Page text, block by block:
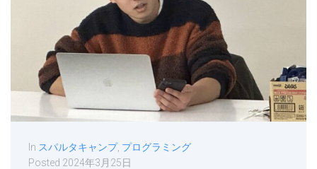
In スパルタキャンプ, プログラミング
Posted 2024年3月25日